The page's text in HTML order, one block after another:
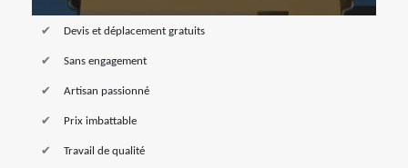
Devis et déplacement gratuits
Sans engagement
Artisan passionné
Prix imbattable
Travail de qualité